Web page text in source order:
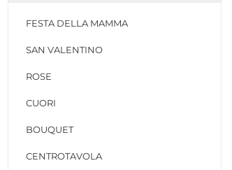
FESTA DELLA MAMMA
SAN VALENTINO
ROSE
CUORI
BOUQUET
CENTROTAVOLA